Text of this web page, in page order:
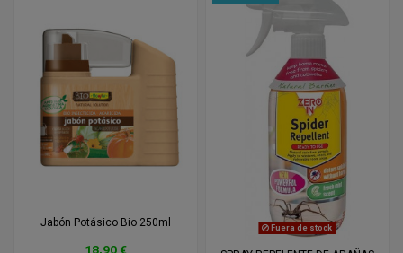
Jabón Potásico Bio 250ml
18,90 €
Fuera de stock